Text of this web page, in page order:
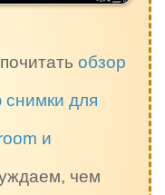
обзор
снимки для
и
чем